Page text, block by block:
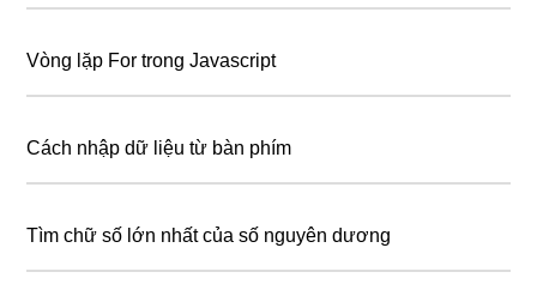
Vòng lặp For trong Javascript
Cách nhập dữ liệu từ bàn phím
Tìm chữ số lớn nhất của số nguyên dương